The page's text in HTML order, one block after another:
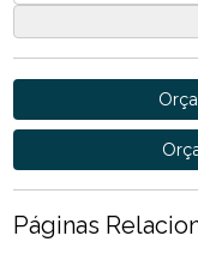
Páginas